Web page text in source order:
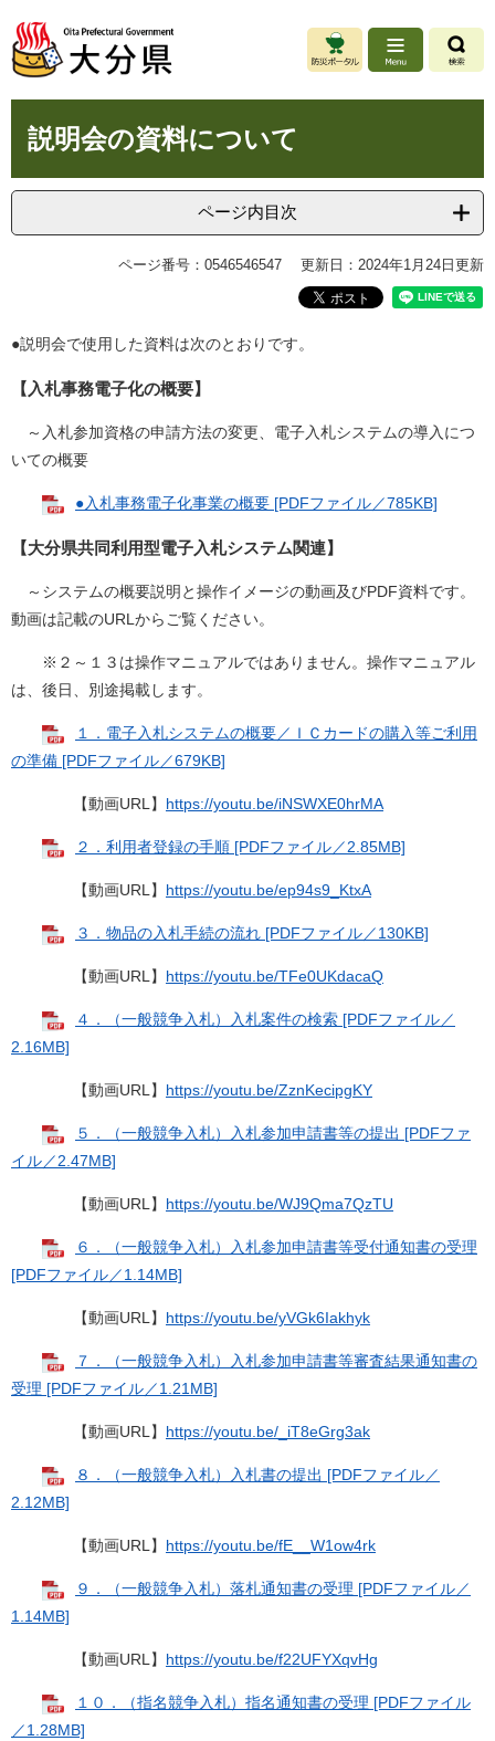
ジ
先
。
ュ
を
て
説明会の資料について
ページ内目次
ページ番号：0546546547 更新日：2024年1月24日更新
●説明会で使用した資料は次のとおりです。
【入札事務電子化の概要】
～入札参加資格の申請方法の変更、電子入札システムの導入につ
いての概要
●入札事務電子化事業の概要 [PDFファイル／785KB]
【大分県共同利用型電子入札システム関連】
～システムの概要説明と操作イメージの動画及びPDF資料です。
動画は記載のURLからご覧ください。
※２～１３は操作マニュアルではありません。操作マニュアル
は、後日、別途掲載します。
１．電子入札システムの概要／ＩＣカードの購入等ご利用
の準備 [PDFファイル／679KB]
【動画URL】 https://youtu.be/iNSWXE0hrMA
２．利用者登録の手順 [PDFファイル／2.85MB]
【動画URL】 https://youtu.be/ep94s9_KtxA
３．物品の入札手続の流れ [PDFファイル／130KB]
【動画URL】 https://youtu.be/TFe0UKdacaQ
４．（一般競争入札）入札案件の検索 [PDFファイル／
2.16MB]
【動画URL】 https://youtu.be/ZznKecipgKY
５．（一般競争入札）入札参加申請書等の提出 [PDFファ
イル／2.47MB]
【動画URL】 https://youtu.be/WJ9Qma7QzTU
６．（一般競争入札）入札参加申請書等受付通知書の受理
[PDFファイル／1.14MB]
【動画URL】 https://youtu.be/yVGk6Iakhyk
７．（一般競争入札）入札参加申請書等審査結果通知書の
受理 [PDFファイル／1.21MB]
【動画URL】 https://youtu.be/_iT8eGrg3ak
８．（一般競争入札）入札書の提出 [PDFファイル／
2.12MB]
【動画URL】 https://youtu.be/fE__W1ow4rk
９．（一般競争入札）落札通知書の受理 [PDFファイル／
1.14MB]
【動画URL】 https://youtu.be/f22UFYXqvHg
１０．（指名競争入札）指名通知書の受理 [PDFファイル
／1.28MB]